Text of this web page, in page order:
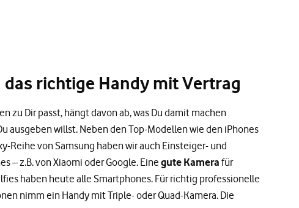
das richtige Handy mit Vertrag
zu Dir passt, hängt davon ab, was Du damit machen
ausgeben willst. Neben den Top-Modellen wie den iPhones
Reihe von Samsung haben wir auch Einsteiger- und
– z.B. von Xiaomi oder Google. Einegute Kamera für
haben heute alle Smartphones. Für richtig professionelle
nimm ein Handy mit Triple- oder Quad-Kamera. Die